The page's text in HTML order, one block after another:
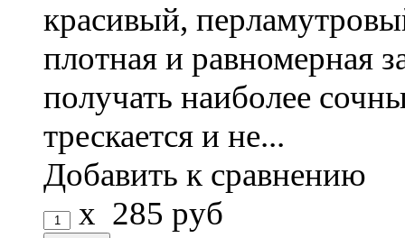
красивый,
плотная и равномерная
получать наиболее
трескается и не...
Добавить к сравнению
x 285 руб